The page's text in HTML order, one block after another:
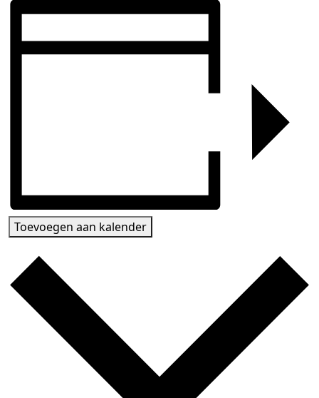
Toevoegen aan kalender